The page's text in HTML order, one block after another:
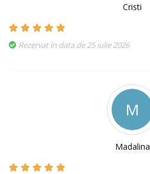
Cristi
Rezervat în data de 25 iulie 2026
M
Madalina